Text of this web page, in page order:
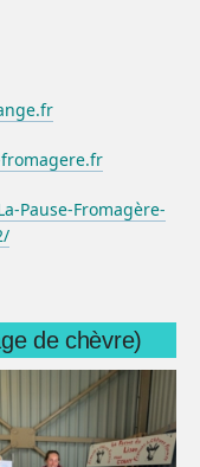
Pause-Fromagère-
de chèvre)